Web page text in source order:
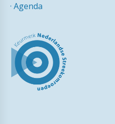
· Agenda